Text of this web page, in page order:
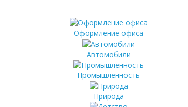
Оформление офиса
Автомобили
Промышленность
Природа